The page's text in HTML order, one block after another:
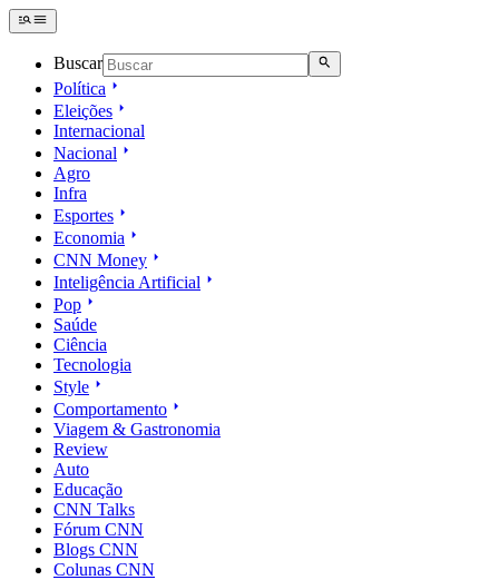
Buscar
Política
Eleições
Internacional
Nacional
Agro
Infra
Esportes
Economia
CNN Money
Inteligência Artificial
Pop
Saúde
Ciência
Tecnologia
Style
Comportamento
Viagem & Gastronomia
Review
Auto
Educação
CNN Talks
Fórum CNN
Blogs CNN
Colunas CNN